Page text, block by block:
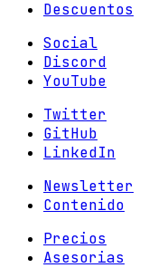
Descuentos
Social
Discord
YouTube
Twitter
GitHub
LinkedIn
Newsletter
Contenido
Precios
Asesorias